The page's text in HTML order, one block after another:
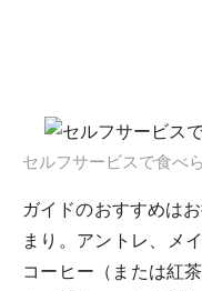
セルフサービスで食べ
ガイドのおすすめは
まり。アントレ、メ
コーヒー（または紅